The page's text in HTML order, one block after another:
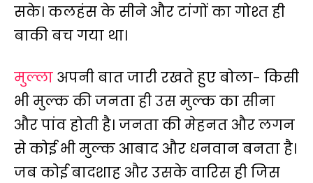
सके। कलहंस के सीने और टांगों का गोश्त ही
बाकी बच गया था।
मुल्ला अपनी बात जारी रखते हुए बोला- किसी
भी मुल्क की जनता ही उस मुल्क का सीना
और पांव होती है। जनता की मेहनत और लगन
से कोई भी मुल्क आबाद और धनवान बनता है।
जब कोई बादशाह और उसके वारिस ही जिस